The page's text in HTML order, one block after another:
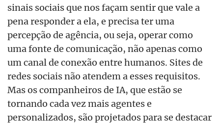
sinais sociais que nos façam sentir que vale a
pena responder a ela, e precisa ter uma
percepção de agência, ou seja, operar como
uma fonte de comunicação, não apenas como
um canal de conexão entre humanos. Sites de
redes sociais não atendem a esses requisitos.
Mas os companheiros de IA, que estão se
tornando cada vez mais agentes e
personalizados, são projetados para se destacar